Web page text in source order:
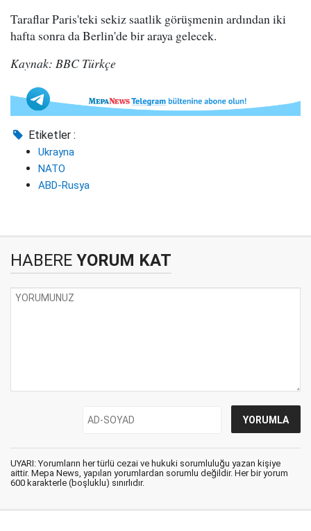
Taraflar Paris'teki sekiz saatlik görüşmenin ardından iki
hafta sonra da Berlin'de bir araya gelecek.
Kaynak: BBC Türkçe
Etiketler :
Ukrayna
NATO
ABD-Rusya
HABERE YORUM KAT
UYARI: Yorumların her türlü cezai ve hukuki sorumluluğu yazan kişiye
aittir. Mepa News, yapılan yorumlardan sorumlu değildir. Her bir yorum
600 karakterle (boşluklu) sınırlıdır.